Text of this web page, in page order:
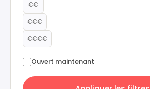
€€
€€€
€€€€
Ouvert maintenant